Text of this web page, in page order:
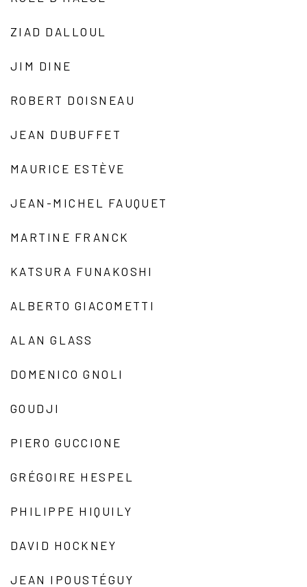
ZIAD DALLOUL
JIM DINE
ROBERT DOISNEAU
JEAN DUBUFFET
MAURICE ESTÈVE
JEAN-MICHEL FAUQUET
MARTINE FRANCK
KATSURA FUNAKOSHI
ALBERTO GIACOMETTI
ALAN GLASS
DOMENICO GNOLI
GOUDJI
PIERO GUCCIONE
GRÉGOIRE HESPEL
PHILIPPE HIQUILY
DAVID HOCKNEY
JEAN IPOUSTÉGUY